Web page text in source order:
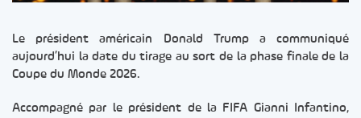
Le président américain Donald Trump a communiqué
aujourd’hui la date du tirage au sort de la phase finale de la
Coupe du Monde 2026.
Accompagné par le président de la FIFA Gianni Infantino,